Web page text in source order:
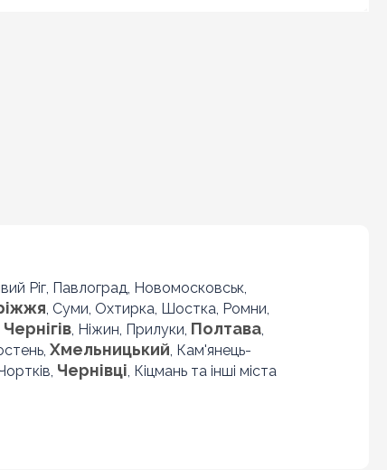
Ріг, Павлоград, Новомосковськ,
, Суми, Охтирка, Шостка, Ромни,
Чернігів, Ніжин, Прилуки, Полтава,
Хмельницький, Кам'янець-
Чернівці, Кіцмань та інші міста